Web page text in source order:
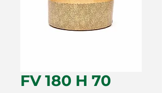
FV 180 H 70